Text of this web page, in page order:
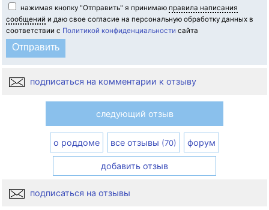
нажимая кнопку "Отправить" я принимаю правила написания
сообщений и даю свое согласие на персональную обработку данных в
соответствии с Политикой конфиденциальности сайта
подписаться на комментарии к отзыву
следующий отзыв
о роддоме все отзывы (70) форум
добавить отзыв
подписаться на отзывы